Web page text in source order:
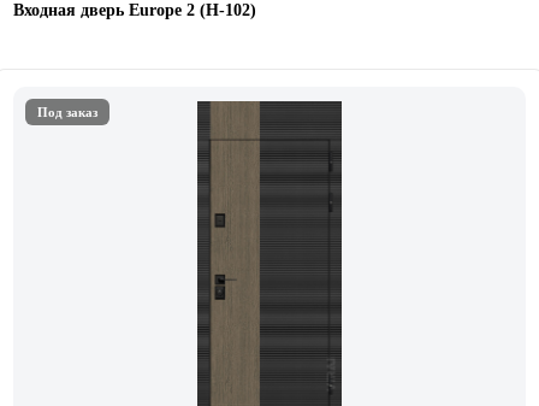
Входная дверь Europe 2 (Н-102)
Под заказ